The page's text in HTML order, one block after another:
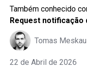
Também conhecido
Request notificação
Tomas
22 de Abril de 2026